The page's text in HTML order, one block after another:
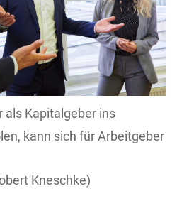
als Kapitalgeber ins
kann sich für Arbeitgeber
Kneschke)